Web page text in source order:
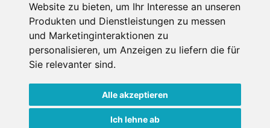
Website zu bieten, um Ihr Interesse an unseren
Produkten und Dienstleistungen zu messen
und Marketinginteraktionen zu
personalisieren, um Anzeigen zu liefern die für
Sie relevanter sind.
Alle akzeptieren
Ich lehne ab
Impressum
Datenschutz
Nutzungsbedingungen
Copyright ©2026 Schneemenschen GmbH